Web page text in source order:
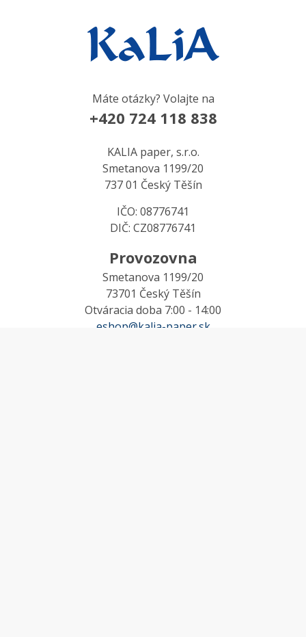
Máte otázky? Volajte na
+420 724 118 838
KALIA paper, s.r.o.
Smetanova 1199/20
737 01 Český Těšín
IČO: 08776741
DIČ: CZ08776741
Provozovna
Smetanova 1199/20
73701 Český Těšín
Otváracia doba 7:00 - 14:00
eshop@kalia-paper.sk